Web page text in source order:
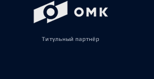
Титульный партнёр